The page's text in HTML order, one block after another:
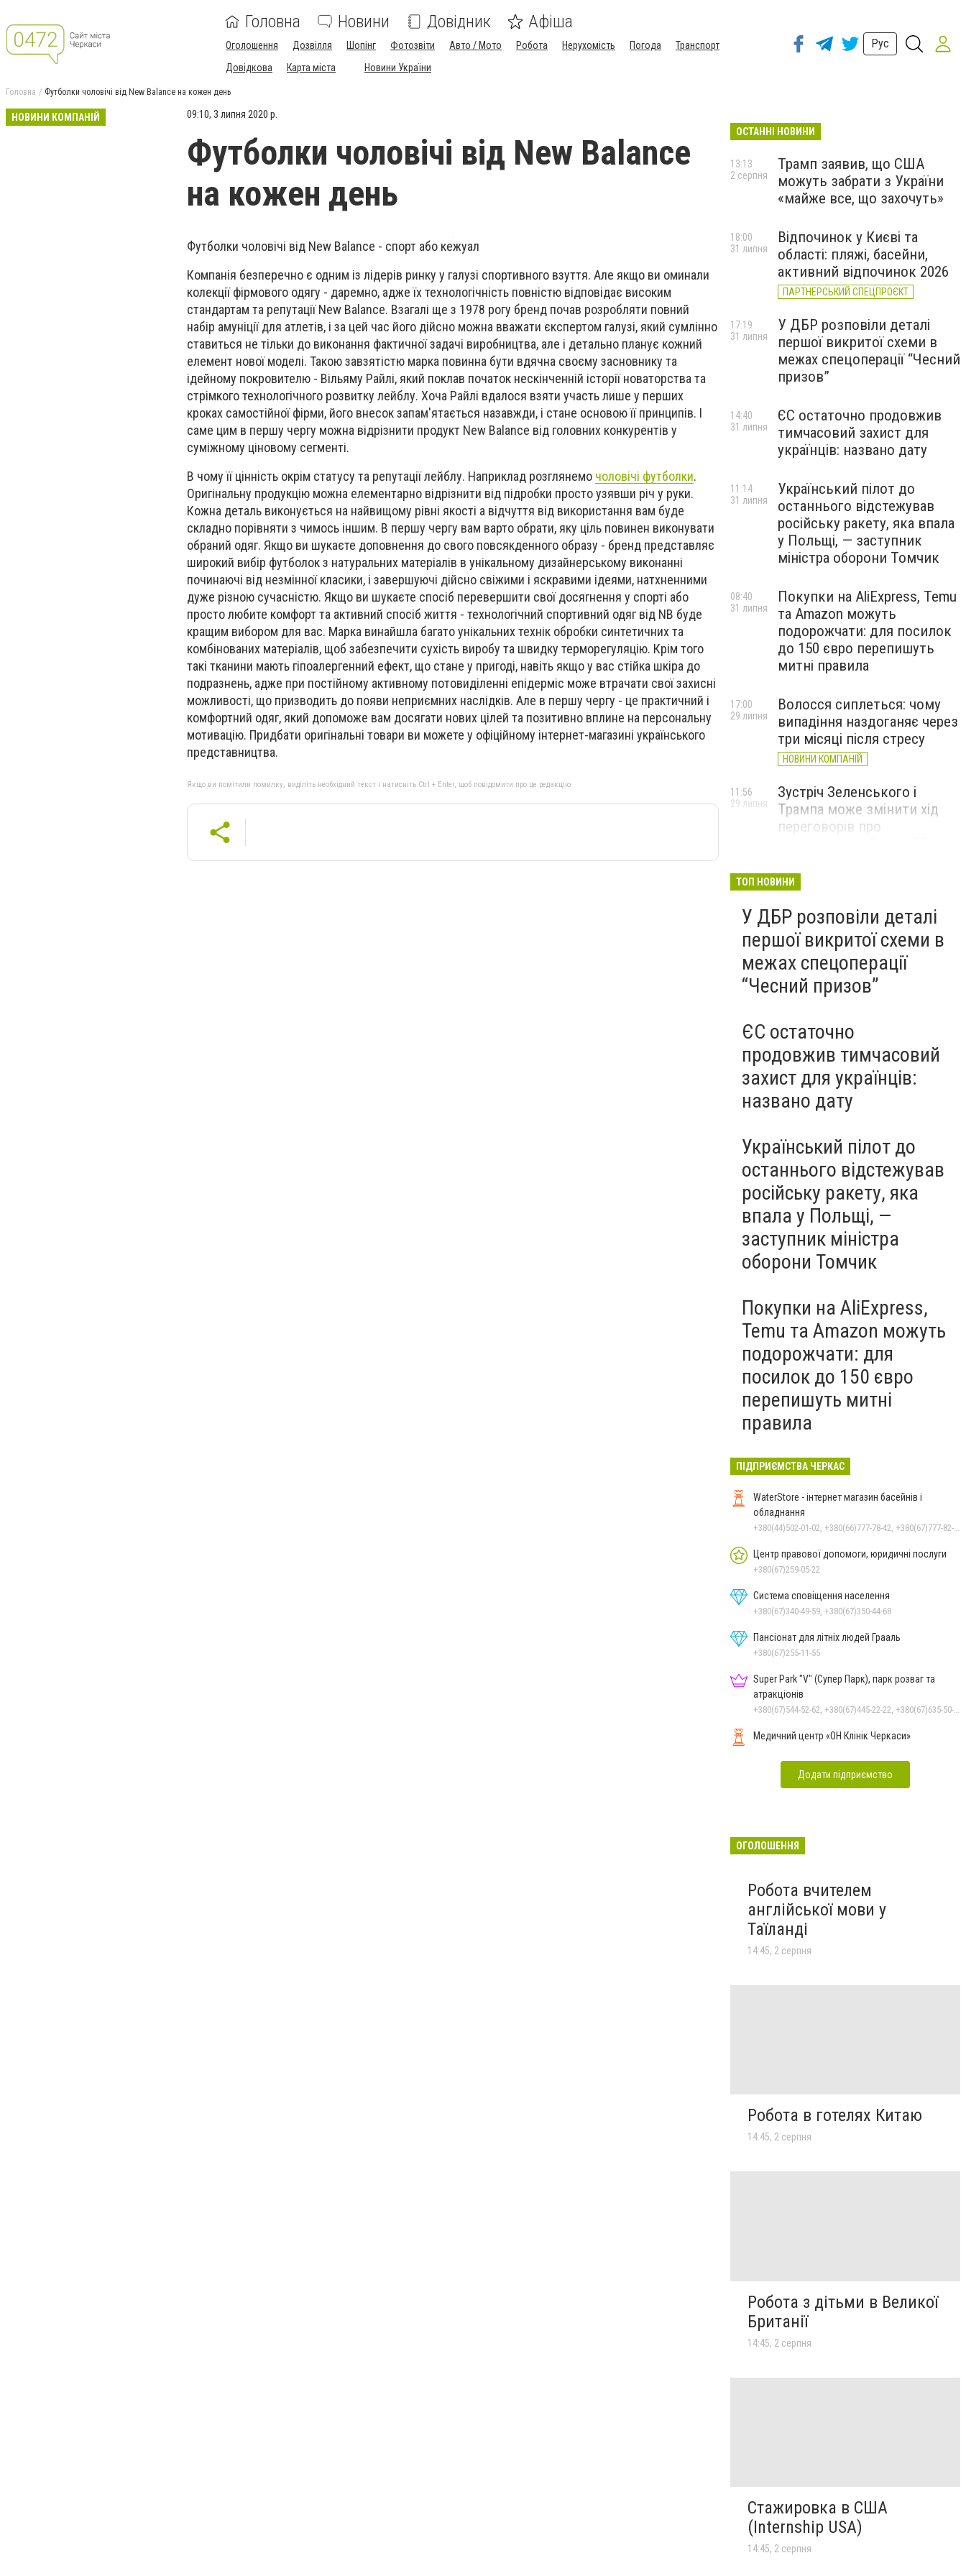
Головна Новини Довідник Афіша
Оголошення Дозвілля Шопінг Фотозвіти Авто / Мото Робота Нерухомість Погода
Транспорт
Довідкова
Карта міста Новини України
Рус
Головна Футболки чоловічі від New Balance на кожен день
НОВИНИ КОМПАНІЙ 09:10, 3 липня 2020 р.
Футболки чоловічі від New Balance
на кожен день
Футболки чоловічі від New Balance - спорт або кежуал
Компанія безперечно є одним із лідерів ринку у галузі спортивного взуття. Але якщо ви оминали
колекції фірмового одягу - даремно, адже їх технологічність повністю відповідає високим
стандартам та репутації New Balance. Взагалі ще з 1978 рогу бренд почав розробляти повний
набір амуніції для атлетів, і за цей час його дійсно можна вважати єкспертом галузі, який сумлінно
ставиться не тільки до виконання фактичної задачі виробництва, але і детально планує кожний
елемент нової моделі. Такою завзятістю марка повинна бути вдячна своєму засновнику та
ідейному покровителю - Вільяму Райлі, який поклав початок нескінченній історії новаторства та
стрімкого технологічного розвитку лейблу. Хоча Райлі вдалося взяти участь лише у перших
кроках самостійної фірми, його внесок запам'ятається назавжди, і стане основою її принципів. І
саме цим в першу чергу можна відрізнити продукт New Balance від головних конкурентів у
суміжному ціновому сегменті.
В чому її цінність окрім статусу та репутації лейблу. Наприклад розглянемо чоловічі футболки.
Оригінальну продукцію можна елементарно відрізнити від підробки просто узявши річ у руки.
Кожна деталь виконується на найвищому рівні якості а відчуття від використання вам буде
складно порівняти з чимось іншим. В першу чергу вам варто обрати, яку ціль повинен виконувати
обраний одяг. Якщо ви шукаєте доповнення до свого повсякденного образу - бренд представляє
широкий вибір футболок з натуральних матеріалів в унікальному дизайнерському виконанні
починаючі від незмінної класики, і завершуючі дійсно свіжими і яскравими ідеями, натхненними
дуже різною сучасністю. Якщо ви шукаєте спосіб перевершити свої досягнення у спорті або
просто любите комфорт та активний спосіб життя - технологічний спортивний одяг від NB буде
кращим вибором для вас. Марка винайшла багато унікальних технік обробки синтетичних та
комбінованих матеріалів, щоб забезпечити сухість виробу та швидку терморегуляцію. Крім того
такі тканини мають гіпоалергенний ефект, що стане у пригоді, навіть якщо у вас стійка шкіра до
подразнень, адже при постійному активному потовиділенні епідерміс може втрачати свої захисні
можливості, що призводить до появи неприємних наслідків. Але в першу чергу - це практичний і
комфортний одяг, який допоможе вам досягати нових цілей та позитивно вплине на персональну
мотивацію. Придбати оригінальні товари ви можете у офіційному інтернет-магазині українського
представництва.
Якщо ви помітили помилку, виділіть необхідний текст і натисніть Ctrl + Enter, щоб повідомити про це редакцію
ОСТАННІ НОВИНИ
Трамп заявив, що США
можуть забрати з України
«майже все, що захочуть»
13:13
2 серпня
Відпочинок у Києві та
області: пляжі, басейни,
активний відпочинок 2026
ПАРТНЕРСЬКИЙ СПЕЦПРОЄКТ
18:00
31 липня
У ДБР розповіли деталі
першої викритої схеми в
межах спецоперації “Чесний
призов”
17:19
31 липня
ЄС остаточно продовжив
тимчасовий захист для
українців: названо дату
14:40
31 липня
Український пілот до
останнього відстежував
російську ракету, яка впала
у Польщі, — заступник
міністра оборони Томчик
11:14
31 липня
Покупки на AliExpress, Temu
та Amazon можуть
подорожчати: для посилок
до 150 євро перепишуть
митні правила
08:40
31 липня
Волосся сиплеться: чому
випадіння наздоганяє через
три місяці після стресу
НОВИНИ КОМПАНІЙ
17:00
29 липня
Зустріч Зеленського і
Трампа може змінити хід
переговорів про
11:56
29 липня
ТОП НОВИНИ
У ДБР розповіли деталі
першої викритої схеми в
межах спецоперації
“Чесний призов”
ЄС остаточно
продовжив тимчасовий
захист для українців:
названо дату
Український пілот до
останнього відстежував
російську ракету, яка
впала у Польщі, —
заступник міністра
оборони Томчик
Покупки на AliExpress,
Temu та Amazon можуть
подорожчати: для
посилок до 150 євро
перепишуть митні
правила
ПІДПРИЄМСТВА ЧЕРКАС
WaterStore - інтернет магазин басейнів і
обладнання
+380(44)502-01-02, +380(66)777-78-42, +380(67)777-82-19, +380(67)890-80-80, +380(73)890-80-80, +380(44)502-01-03
Центр правової допомоги, юридичні послуги
+380(67)259-05-22
Система сповіщення населення
+380(67)340-49-59, +380(67)350-44-68
Пансіонат для літніх людей Грааль
+380(67)255-11-55
Super Park "V" (Супер Парк), парк розваг та
атракціонів
+380(67)544-52-62, +380(67)445-22-22, +380(67)635-50-50
Медичний центр «ОН Клінік Черкаси»
Додати підприємство
ОГОЛОШЕННЯ
Робота вчителем
англійської мови у
Таїланді
14:45, 2 серпня
Робота в готелях Китаю
14:45, 2 серпня
Робота з дітьми в Великої
Британії
14:45, 2 серпня
Стажировка в США
(Internship USA)
14:45, 2 серпня